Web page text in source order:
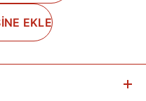
EKLE